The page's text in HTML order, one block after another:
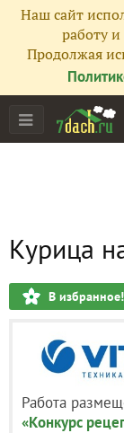
Наш сайт
работу
Продолжая
Курица
В избранное!
Работа
«Конкурс